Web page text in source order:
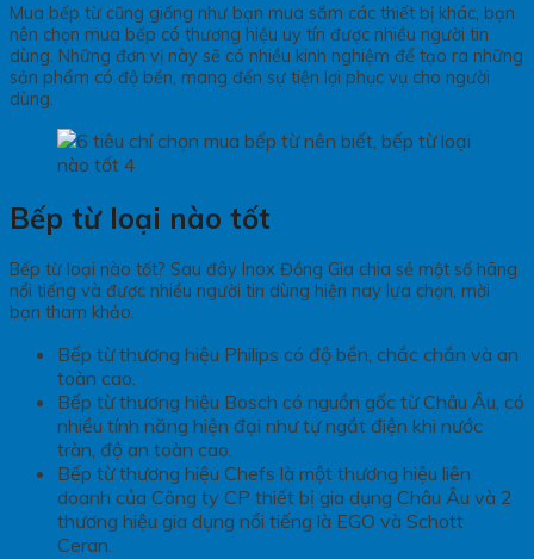
Mua bếp từ cũng giống như bạn mua sắm các thiết bị khác, bạn
nên chọn mua bếp có thương hiệu uy tín được nhiều người tin
dùng. Những đơn vị này sẽ có nhiều kinh nghiệm để tạo ra những
sản phẩm có độ bền, mang đến sự tiện lợi phục vụ cho người
dùng.
Bếp từ loại nào tốt
Bếp từ loại nào tốt? Sau đây Inox Đồng Gia chia sẻ một số hãng
nổi tiếng và được nhiều người tin dùng hiện nay lựa chọn, mời
bạn tham khảo.
Bếp từ thương hiệu Philips có độ bền, chắc chắn và an
toàn cao.
Bếp từ thương hiệu Bosch có nguồn gốc từ Châu Âu, có
nhiều tính năng hiện đại như tự ngắt điện khi nước
tràn, độ an toàn cao.
Bếp từ thương hiệu Chefs là một thương hiệu liên
doanh của Công ty CP thiết bị gia dụng Châu Âu và 2
thương hiệu gia dụng nổi tiếng là EGO và Schott
Ceran.